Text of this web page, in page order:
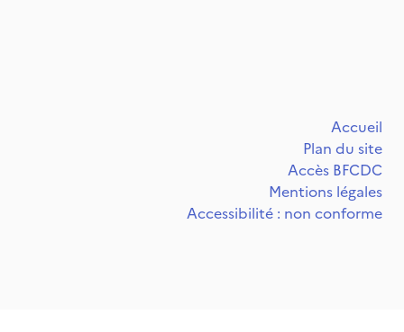
Accueil
Plan du site
Accès BFCDC
Mentions légales
Accessibilité : non conforme